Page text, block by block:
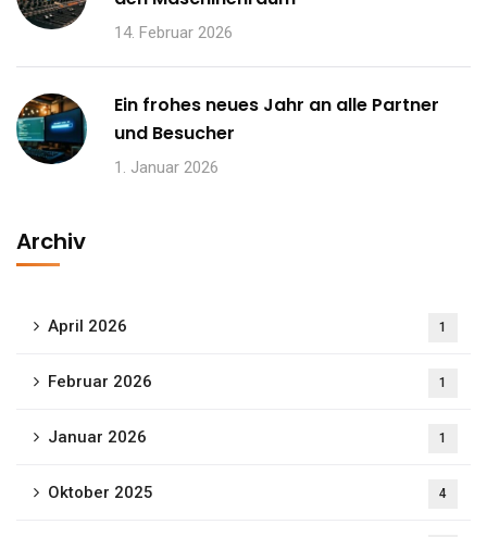
14. Februar 2026
Ein frohes neues Jahr an alle Partner
und Besucher
1. Januar 2026
Archiv
April 2026 1
Februar 2026 1
Januar 2026 1
Oktober 2025 4